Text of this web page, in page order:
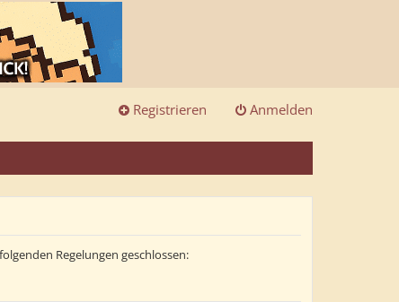
Anmelden
Registrieren
Regelungen geschlossen: